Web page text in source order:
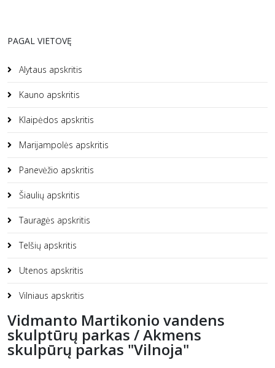
PAGAL VIETOVĘ
Alytaus apskritis
Kauno apskritis
Klaipėdos apskritis
Marijampolės apskritis
Panevėžio apskritis
Šiaulių apskritis
Tauragės apskritis
Telšių apskritis
Utenos apskritis
Vilniaus apskritis
Vidmanto Martikonio vandens
skulptūrų parkas / Akmens
skulpūrų parkas "Vilnoja"